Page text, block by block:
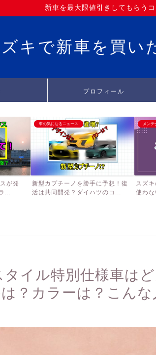
新車を最大限値引きしてもらうコ
キで新車を買い
プロフィール
が発
...
車の気になるニュース
新型カプチーノを勝手に予想！復
活は共同開発？ダイハツのコ...
メンテ
スズ
使わな
イル特別仕様車は
？カラーは？こんな